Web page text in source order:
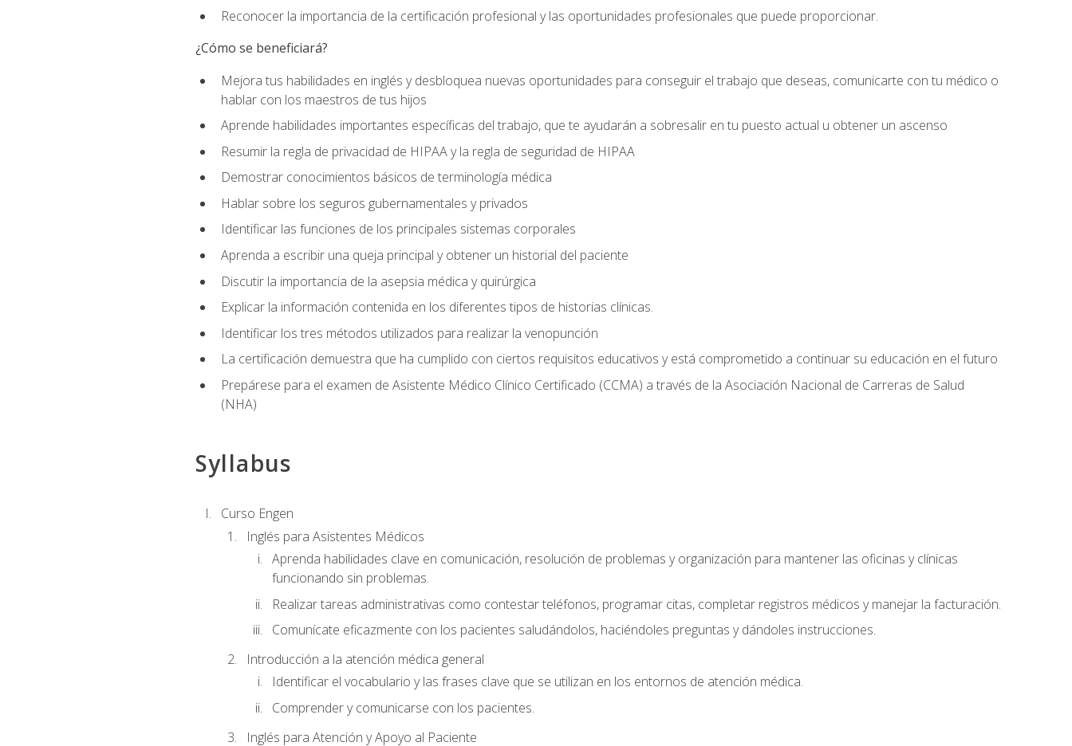
Reconocer la importancia de la certificación profesional y las oportunidades profesionales que puede proporcionar.
¿Cómo se beneficiará?
Mejora tus habilidades en inglés y desbloquea nuevas oportunidades para conseguir el trabajo que deseas, comunicarte con tu médico o
hablar con los maestros de tus hijos
Aprende habilidades importantes específicas del trabajo, que te ayudarán a sobresalir en tu puesto actual u obtener un ascenso
Resumir la regla de privacidad de HIPAA y la regla de seguridad de HIPAA
Demostrar conocimientos básicos de terminología médica
Hablar sobre los seguros gubernamentales y privados
Identificar las funciones de los principales sistemas corporales
Aprenda a escribir una queja principal y obtener un historial del paciente
Discutir la importancia de la asepsia médica y quirúrgica
Explicar la información contenida en los diferentes tipos de historias clínicas.
Identificar los tres métodos utilizados para realizar la venopunción
La certificación demuestra que ha cumplido con ciertos requisitos educativos y está comprometido a continuar su educación en el futuro
Prepárese para el examen de Asistente Médico Clínico Certificado (CCMA) a través de la Asociación Nacional de Carreras de Salud
(NHA)
Syllabus
Curso Engen
Inglés para Asistentes Médicos
Aprenda habilidades clave en comunicación, resolución de problemas y organización para mantener las oficinas y clínicas
funcionando sin problemas.
Realizar tareas administrativas como contestar teléfonos, programar citas, completar registros médicos y manejar la facturación.
Comunícate eficazmente con los pacientes saludándolos, haciéndoles preguntas y dándoles instrucciones.
Introducción a la atención médica general
Identificar el vocabulario y las frases clave que se utilizan en los entornos de atención médica.
Comprender y comunicarse con los pacientes.
Inglés para Atención y Apoyo al Paciente